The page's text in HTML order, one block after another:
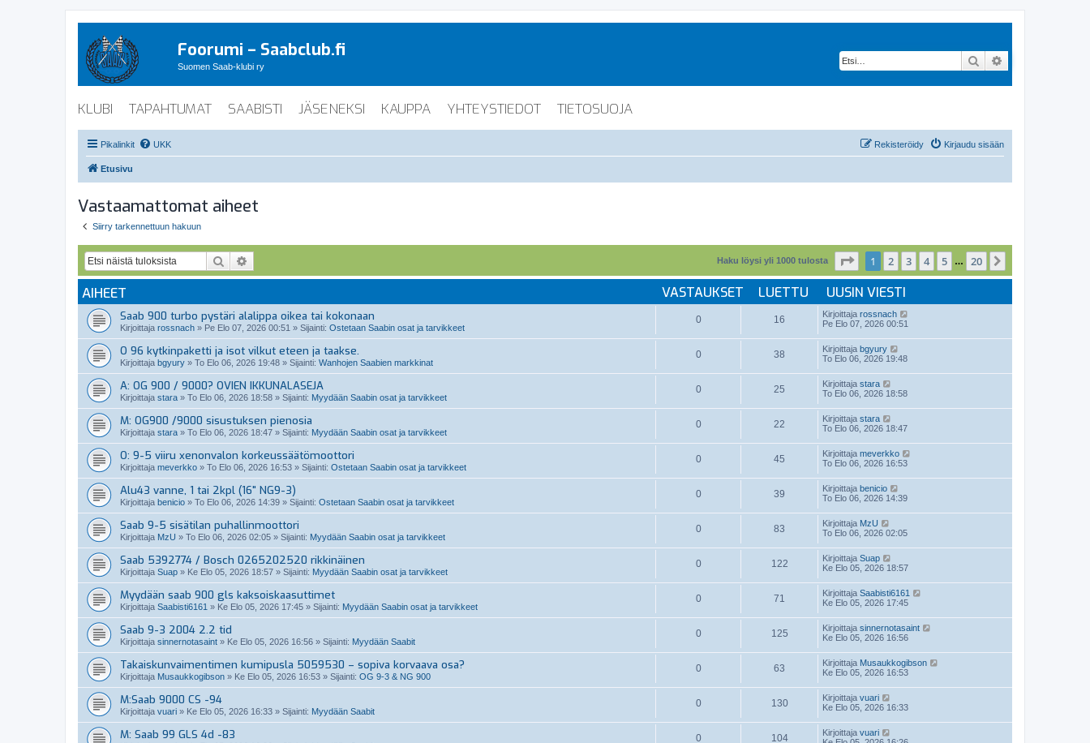
Foorumi – Saabclub.fi
Suomen Saab-klubi ry Etsi
KLUBI TAPAHTUMAT SAABISTI JÄSENEKSI KAUPPA YHTEYSTIEDOT TIETOSUOJA
Pikalinkit UKK Kirjaudu sisään
Rekisteröidy
Etusivu
Vastaamattomat aiheet
Siirry tarkennettuun hakuun
Etsi Haku löysi yli 1000 tulosta Sivu 20
1 2 3 4 5 … 20
AIHEET VASTAUKSET LUETTU UUSIN VIESTI
Saab 900 turbo pystäri alalippa oikea tai kokonaan
Kirjoittaja rossnach » Pe Elo 07, 2026 00:51 » Sijainti: Ostetaan Saabin osat ja tarvikkeet
0 16 Kirjoittaja rossnach
Pe Elo 07, 2026 00:51
O 96 kytkinpaketti ja isot vilkut eteen ja taakse.
Kirjoittaja bgyury » To Elo 06, 2026 19:48 » Sijainti: Wanhojen Saabien markkinat
0 38 Kirjoittaja bgyury
To Elo 06, 2026 19:48
A: OG 900 / 9000? OVIEN IKKUNALASEJA
Kirjoittaja stara » To Elo 06, 2026 18:58 » Sijainti: Myydään Saabin osat ja tarvikkeet
0 25 Kirjoittaja stara
To Elo 06, 2026 18:58
M: OG900 /9000 sisustuksen pienosia
Kirjoittaja stara » To Elo 06, 2026 18:47 » Sijainti: Myydään Saabin osat ja tarvikkeet
0 22 Kirjoittaja stara
To Elo 06, 2026 18:47
O: 9-5 viiru xenonvalon korkeussäätömoottori
Kirjoittaja meverkko » To Elo 06, 2026 16:53 » Sijainti: Ostetaan Saabin osat ja tarvikkeet
0 45 Kirjoittaja meverkko
To Elo 06, 2026 16:53
Alu43 vanne, 1 tai 2kpl (16" NG9-3)
Kirjoittaja benicio » To Elo 06, 2026 14:39 » Sijainti: Ostetaan Saabin osat ja tarvikkeet
0 39 Kirjoittaja benicio
To Elo 06, 2026 14:39
Saab 9-5 sisätilan puhallinmoottori
Kirjoittaja MzU » To Elo 06, 2026 02:05 » Sijainti: Myydään Saabin osat ja tarvikkeet
0 83 Kirjoittaja MzU
To Elo 06, 2026 02:05
Saab 5392774 / Bosch 0265202520 rikkinäinen
Kirjoittaja Suap » Ke Elo 05, 2026 18:57 » Sijainti: Myydään Saabin osat ja tarvikkeet
0 122 Kirjoittaja Suap
Ke Elo 05, 2026 18:57
Myydään saab 900 gls kaksoiskaasuttimet
Kirjoittaja Saabisti6161 » Ke Elo 05, 2026 17:45 » Sijainti: Myydään Saabin osat ja tarvikkeet
0 71 Kirjoittaja Saabisti6161
Ke Elo 05, 2026 17:45
Saab 9-3 2004 2.2 tid
Kirjoittaja sinnernotasaint » Ke Elo 05, 2026 16:56 » Sijainti: Myydään Saabit
0 125 Kirjoittaja sinnernotasaint
Ke Elo 05, 2026 16:56
Takaiskunvaimentimen kumipusla 5059530 – sopiva korvaava osa?
Kirjoittaja Musaukkogibson » Ke Elo 05, 2026 16:53 » Sijainti: OG 9-3 & NG 900
0 63 Kirjoittaja Musaukkogibson
Ke Elo 05, 2026 16:53
M:Saab 9000 CS -94
Kirjoittaja vuari » Ke Elo 05, 2026 16:33 » Sijainti: Myydään Saabit
0 130 Kirjoittaja vuari
Ke Elo 05, 2026 16:33
M: Saab 99 GLS 4d -83 0 104 Kirjoittaja vuari